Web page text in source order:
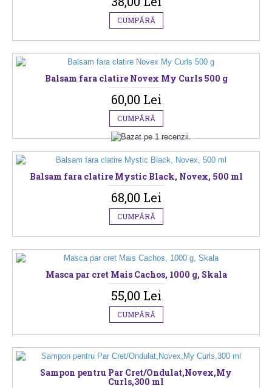
CUMPĂRĂ
Balsam fara clatire Novex My Curls 500 g
60,00 Lei
CUMPĂRĂ
Balsam fara clatire Mystic Black, Novex, 500 ml
68,00 Lei
CUMPĂRĂ
Masca par cret Mais Cachos, 1000 g, Skala
55,00 Lei
CUMPĂRĂ
Sampon pentru Par Cret/Ondulat,Novex,My
Curls,300 ml